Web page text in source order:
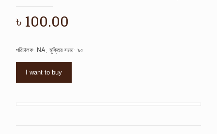
৳ 100.00
পরিচালক: NA, মুক্তির সময়: ৯৫
I want to buy